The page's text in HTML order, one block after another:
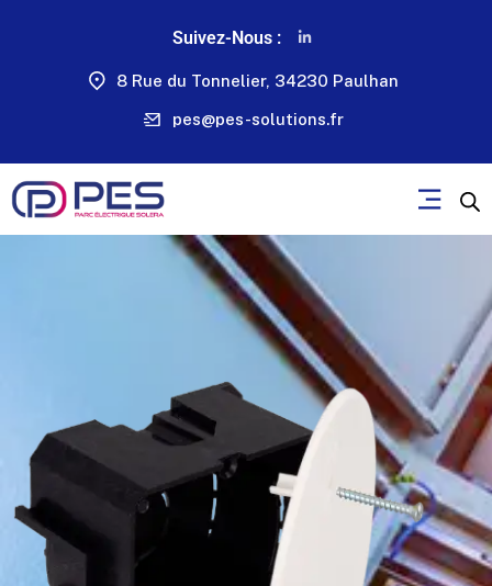
Suivez-Nous :
8 Rue du Tonnelier, 34230 Paulhan
pes@pes-solutions.fr